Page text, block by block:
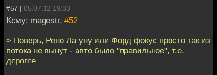
#57 | 05.07.12 19:33
Кому: magestr, #52
> Поверь, Рено Лагуну или Форд фокус просто так из
потока не вынут - авто было "правильное", т.е.
дорогое.